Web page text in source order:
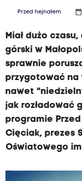
Przed hejnałem date_range
Miał dużo
górski w
sprawnie
przygotować na
nawet
jak rozładować
programie Przed
Cięciak, prezes
Oświatowego